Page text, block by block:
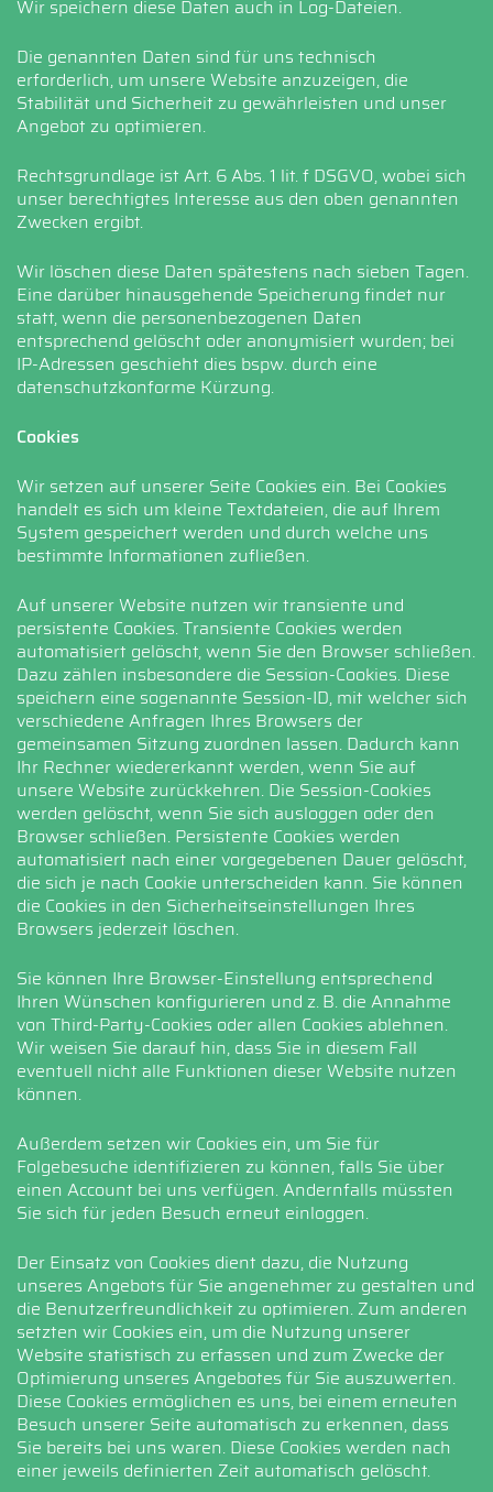
Wir speichern diese Daten auch in Log-Dateien.
Die genannten Daten sind für uns technisch
erforderlich, um unsere Website anzuzeigen, die
Stabilität und Sicherheit zu gewährleisten und unser
Angebot zu optimieren.
Rechtsgrundlage ist Art. 6 Abs. 1 lit. f DSGVO, wobei sich
unser berechtigtes Interesse aus den oben genannten
Zwecken ergibt.
Wir löschen diese Daten spätestens nach sieben Tagen.
Eine darüber hinausgehende Speicherung findet nur
statt, wenn die personenbezogenen Daten
entsprechend gelöscht oder anonymisiert wurden; bei
IP-Adressen geschieht dies bspw. durch eine
datenschutzkonforme Kürzung.
Cookies
Wir setzen auf unserer Seite Cookies ein. Bei Cookies
handelt es sich um kleine Textdateien, die auf Ihrem
System gespeichert werden und durch welche uns
bestimmte Informationen zufließen.
Auf unserer Website nutzen wir transiente und
persistente Cookies. Transiente Cookies werden
automatisiert gelöscht, wenn Sie den Browser schließen.
Dazu zählen insbesondere die Session-Cookies. Diese
speichern eine sogenannte Session-ID, mit welcher sich
verschiedene Anfragen Ihres Browsers der
gemeinsamen Sitzung zuordnen lassen. Dadurch kann
Ihr Rechner wiedererkannt werden, wenn Sie auf
unsere Website zurückkehren. Die Session-Cookies
werden gelöscht, wenn Sie sich ausloggen oder den
Browser schließen. Persistente Cookies werden
automatisiert nach einer vorgegebenen Dauer gelöscht,
die sich je nach Cookie unterscheiden kann. Sie können
die Cookies in den Sicherheitseinstellungen Ihres
Browsers jederzeit löschen.
Sie können Ihre Browser-Einstellung entsprechend
Ihren Wünschen konfigurieren und z. B. die Annahme
von Third-Party-Cookies oder allen Cookies ablehnen.
Wir weisen Sie darauf hin, dass Sie in diesem Fall
eventuell nicht alle Funktionen dieser Website nutzen
können.
Außerdem setzen wir Cookies ein, um Sie für
Folgebesuche identifizieren zu können, falls Sie über
einen Account bei uns verfügen. Andernfalls müssten
Sie sich für jeden Besuch erneut einloggen.
Der Einsatz von Cookies dient dazu, die Nutzung
unseres Angebots für Sie angenehmer zu gestalten und
die Benutzerfreundlichkeit zu optimieren. Zum anderen
setzten wir Cookies ein, um die Nutzung unserer
Website statistisch zu erfassen und zum Zwecke der
Optimierung unseres Angebotes für Sie auszuwerten.
Diese Cookies ermöglichen es uns, bei einem erneuten
Besuch unserer Seite automatisch zu erkennen, dass
Sie bereits bei uns waren. Diese Cookies werden nach
einer jeweils definierten Zeit automatisch gelöscht.